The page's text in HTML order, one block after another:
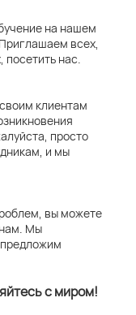
на нашем
всех,
посетить нас.
клиентам
просто
и мы
вы можете
нам. Мы
с миром!